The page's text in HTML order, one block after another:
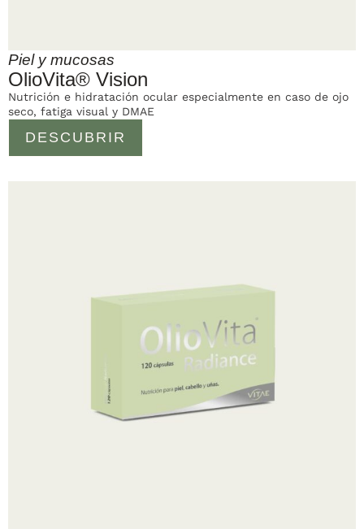
Piel y mucosas
OlioVita® Vision
DESCUBRIR
Nutrición e hidratación ocular especialmente en caso de ojo
seco, fatiga visual y DMAE